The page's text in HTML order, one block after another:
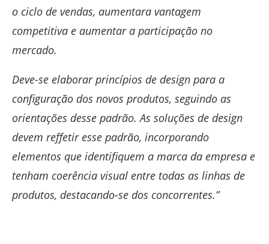
o ciclo de vendas, aumentara vantagem
competitiva e aumentar a participação no
mercado.
Deve-se elaborar princípios de design para a
configuração dos novos produtos, seguindo as
orientações desse padrão. As soluções de design
devem reffetir esse padrão, incorporando
elementos que identifiquem a marca da empresa e
tenham coerência visual entre todas as linhas de
produtos, destacando-se dos concorrentes.”